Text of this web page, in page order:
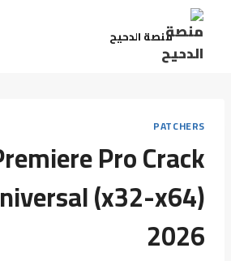
منصة الدحيح
PATCHERS
Pro Crack
(x32-x64)
2026